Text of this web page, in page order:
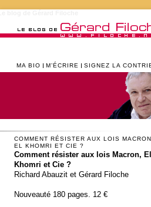
MA BIO M’ÉCRIRE SIGNEZ LA
COMMENT RÉSISTER AUX LOIS MACRON,
EL KHOMRI ET CIE ?
Comment résister aux lois Macron, El
Khomri et Cie ?
Richard Abauzit et Gérard Filoche
Nouveauté 180 pages. 12 €